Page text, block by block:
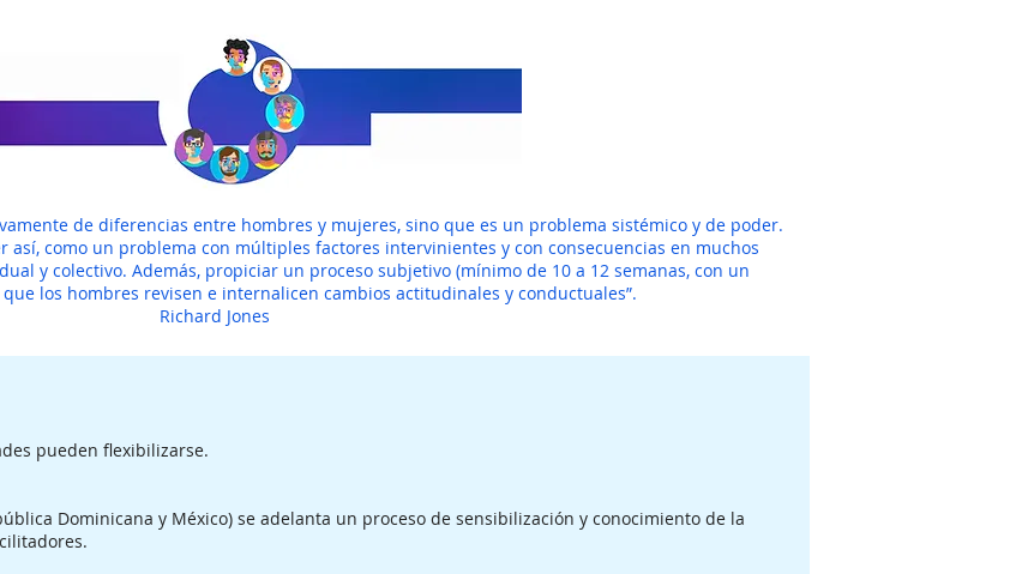
de diferencias entre hombres y mujeres, sino que es un problema sistémico y de poder.
así, como un problema con múltiples factores intervinientes y con consecuencias en muchos
y colectivo. Además, propiciar un proceso subjetivo (mínimo de 10 a 12 semanas, con un
los hombres revisen e internalicen cambios actitudinales y conductuales”.
Richard Jones
pueden flexibilizarse.
Dominicana y México) se adelanta un proceso de sensibilización y conocimiento de la